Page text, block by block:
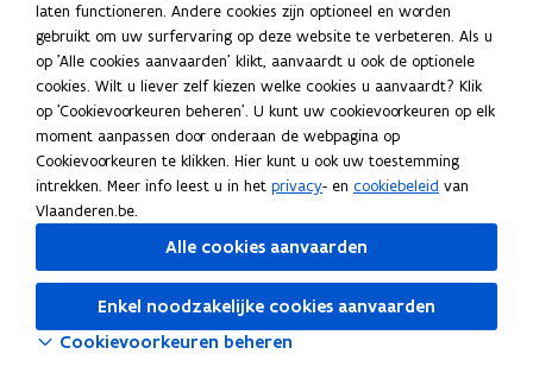
Bouwen en verbouwen
Groene energie
Klimaatverandering
laten functioneren. Andere cookies zijn optioneel en worden
gebruikt om uw surfervaring op deze website te verbeteren. Als u
op 'Alle cookies aanvaarden' klikt, aanvaardt u ook de optionele
cookies. Wilt u liever zelf kiezen welke cookies u aanvaardt? Klik
op 'Cookievoorkeuren beheren'. U kunt uw cookievoorkeuren op elk
moment aanpassen door onderaan de webpagina op
Cookievoorkeuren te klikken. Hier kunt u ook uw toestemming
intrekken. Meer info leest u in het privacy- en cookiebeleid van
Vlaanderen.be.
Alle cookies aanvaarden
Enkel noodzakelijke cookies aanvaarden
Cookievoorkeuren beheren